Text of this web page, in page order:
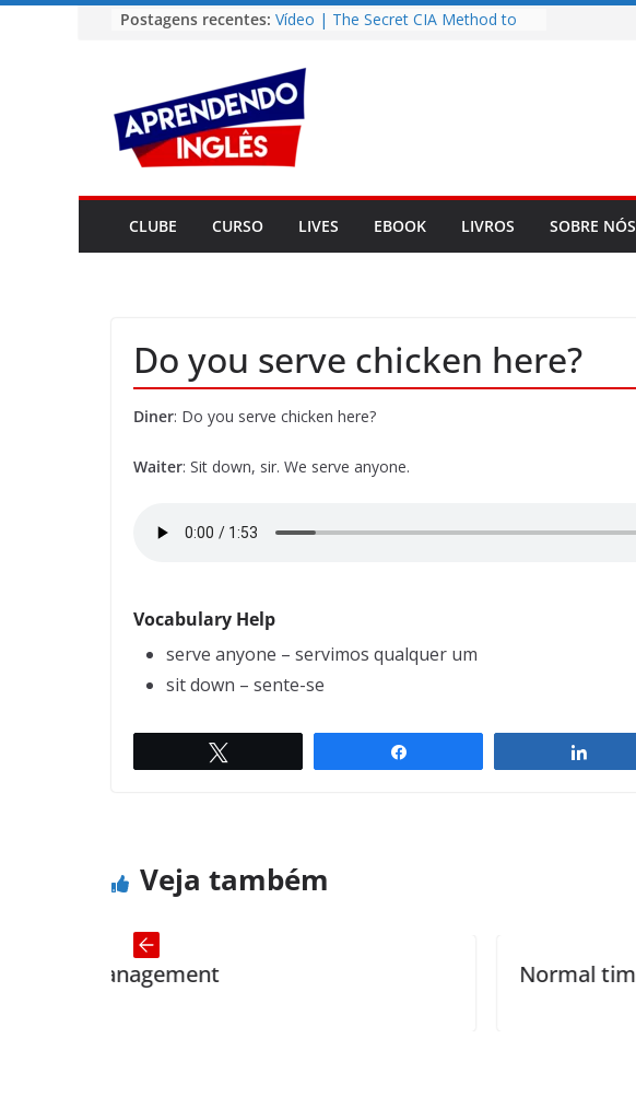
conteúdo
Postagens recentes: Vídeo | The Secret CIA Method to
Vídeo | How I m using NotebookLM
to power up my language learning
Vídeo | Do imaginary friends make
you smarter?
Story | Brasília: The City That Rose
from the Wilderness
Easy English Song | Somewhere
Over the Rainbow (Israel
Kamakawiwo’ole)
CLUBE CURSO LIVES EBOOK LIVROS SOBRE NÓS
Do you serve chicken here?
Diner: Do you serve chicken here?
Waiter: Sit down, sir. We serve anyone.
Vocabulary Help
serve anyone – servimos qualquer um
sit down – sente-se
Veja também
Normal times